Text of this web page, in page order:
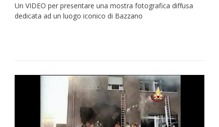
Un VIDEO per presentare una mostra fotografica diffusa
dedicata ad un luogo iconico di Bazzano